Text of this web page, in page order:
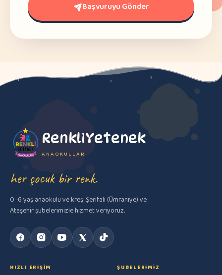
Başvuruyu Gönder
RenkliYetenek
ANAOKULLARI
her çocuk bir renk.
0–6 yaş anaokulu ve kreş. Şerifali (Ümraniye) ve
Ataşehir şubelerimizle hizmet veriyoruz.
HIZLI ERIŞIM ŞUBELERIMIZ